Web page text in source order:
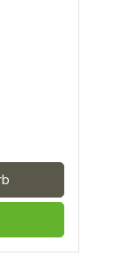
25
Made